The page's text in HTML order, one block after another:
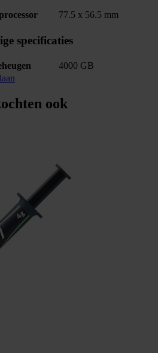
77.5 x 56.5 mm
specificaties
4000 GB
ook